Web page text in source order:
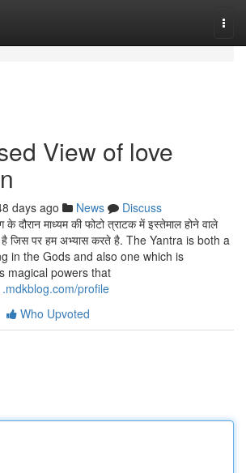
View of love
days ago News
Discuss
दौरान माध्यम की फोटो त्राटक में इस्तेमाल होने वाले
है जिस पर हम अभ्यास करते है. The Yantra is both a
in the Gods and also one which is
magical powers that
profile
Who Upvoted